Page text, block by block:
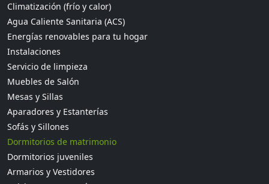
Climatización (frío y calor)
Agua Caliente Sanitaria (ACS)
Energías renovables para tu hogar
Instalaciones
Servicio de limpieza
Muebles de Salón
Mesas y Sillas
Aparadores y Estanterías
Sofás y Sillones
Dormitorios de matrimonio
Dormitorios juveniles
Armarios y Vestidores